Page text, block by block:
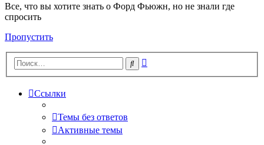
Все, что вы хотите знать о Форд Фьюжн, но не знали где
спросить
Пропустить
Поиск
Ссылки
Темы без ответов
Активные темы